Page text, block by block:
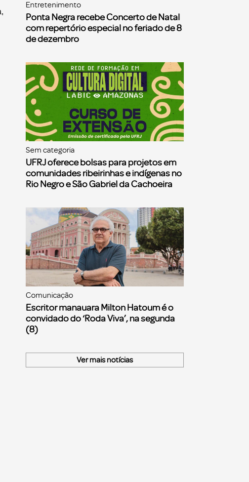
Entretenimento
Ponta Negra recebe Concerto de Natal
com repertório especial no feriado de 8
de dezembro
Sem categoria
UFRJ oferece bolsas para projetos em
comunidades ribeirinhas e indígenas no
Rio Negro e São Gabriel da Cachoeira
Comunicação
Escritor manauara Milton Hatoum é o
convidado do ‘Roda Viva’, na segunda
(8)
Ver mais notícias